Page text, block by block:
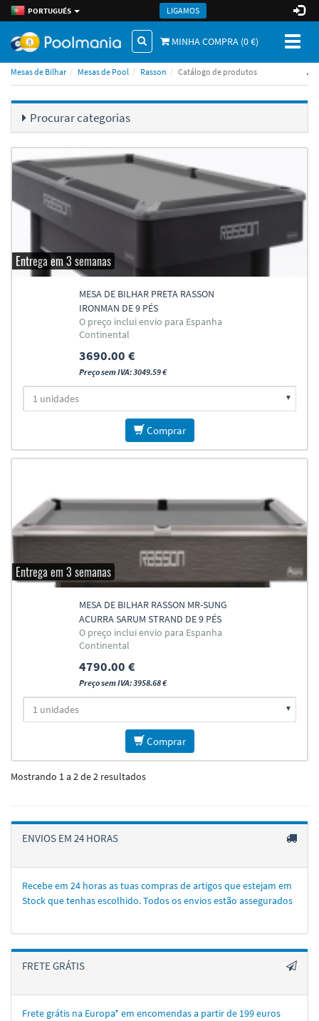
PORTUGUÉS LIGAMOS
MINHA COMPRA (0€)
Mesas de Bilhar Mesas de Pool Rasson Catálogo de produtos .
Procurar categorias
Entrega em 3 semanas
MESA DE BILHAR PRETA RASSON
IRONMAN DE 9 PÉS
O preço inclui envio para Espanha
Continental
3690.00 €
Preço sem IVA: 3049.59 €
Comprar
Entrega em 3 semanas
MESA DE BILHAR RASSON MR-SUNG
ACURRA SARUM STRAND DE 9 PÉS
O preço inclui envio para Espanha
Continental
4790.00 €
Preço sem IVA: 3958.68 €
Comprar
Mostrando 1 a 2 de 2 resultados
ENVIOS EM 24 HORAS
Recebe em 24 horas as tuas compras de artigos que estejam em
Stock que tenhas escolhido. Todos os envios estão assegurados
FRETE GRÁTIS
Frete grátis na Europa* em encomendas a partir de 199 euros